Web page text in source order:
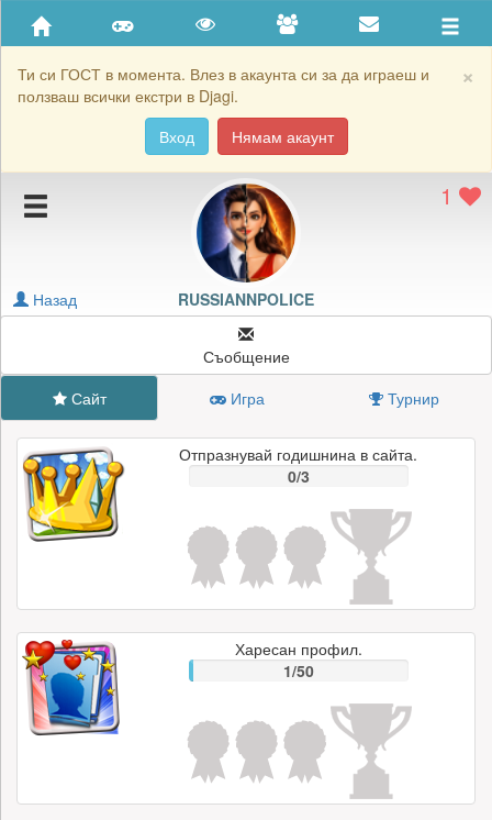
×
Ти си ГОСТ в момента. Влез в акаунта си за да играеш и
ползваш всички екстри в Djagi.
Вход
Нямам акаунт
Приятели
Хронология на игри
Подаръците на RUSSIANNPOLICE
Картичките на RUSSIANNPOLICE
Блокирай RUSSIANNPOLICE
1
RUSSIANNPOLICE
Назад
Съобщение
Сайт
Игра Турнир
Отпразнувай годишнина в сайта.
0/3
Харесан профил.
1/50